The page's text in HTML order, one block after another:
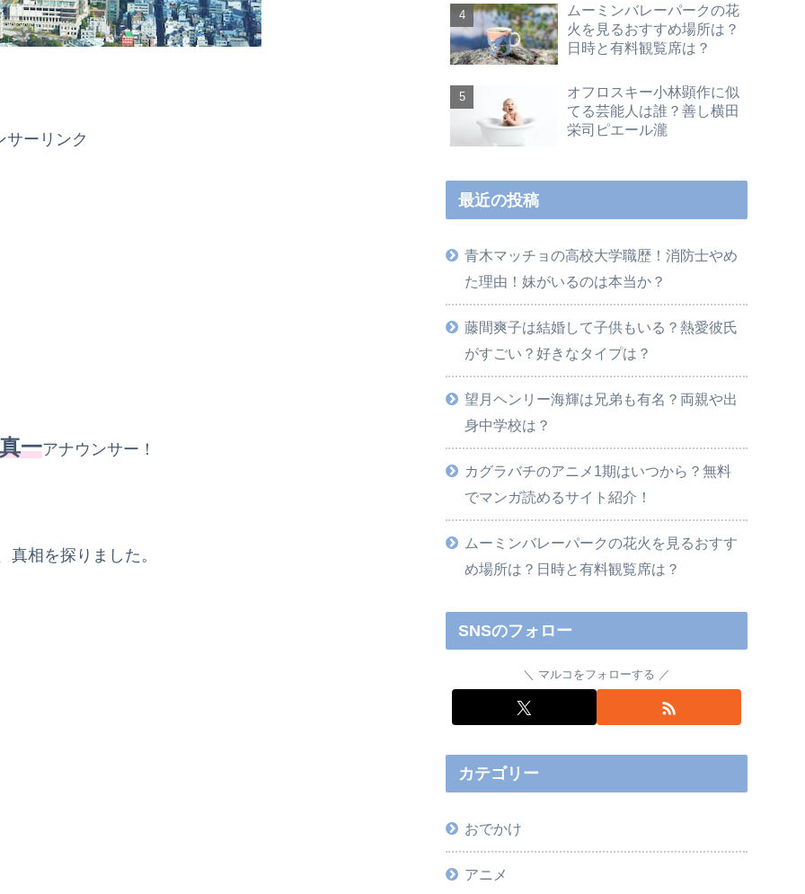
サーリンク
一アナウンサー！
相を探りました。
ムーミンバレーパークの花
火を見るおすすめ場所は？
日時と有料観覧席は？
オフロスキー小林顕作に似
てる芸能人は誰？善し横田
栄司ピエール瀧
最近の投稿
青木マッチョの高校大学職歴！消防士やめ
た理由！妹がいるのは本当か？
藤間爽子は結婚して子供もいる？熱愛彼氏
がすごい？好きなタイプは？
望月ヘンリー海輝は兄弟も有名？両親や出
身中学校は？
カグラバチのアニメ1期はいつから？無料
でマンガ読めるサイト紹介！
ムーミンバレーパークの花火を見るおすす
め場所は？日時と有料観覧席は？
SNSのフォロー
マルコをフォローする
カテゴリー
おでかけ
アニメ